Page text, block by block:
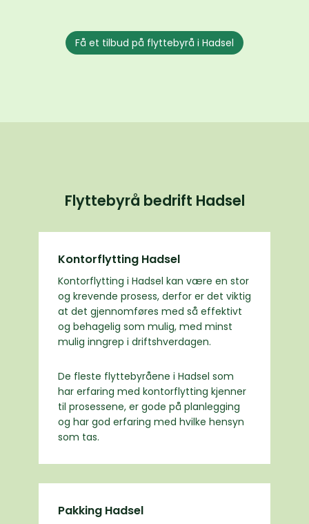
Få et tilbud på flyttebyrå i Hadsel
Flyttebyrå bedrift Hadsel
Kontorflytting Hadsel
Kontorflytting i Hadsel kan være en stor
og krevende prosess, derfor er det viktig
at det gjennomføres med så effektivt
og behagelig som mulig, med minst
mulig inngrep i driftshverdagen.
De fleste flyttebyråene i Hadsel som
har erfaring med kontorflytting kjenner
til prosessene, er gode på planlegging
og har god erfaring med hvilke hensyn
som tas.
Pakking Hadsel